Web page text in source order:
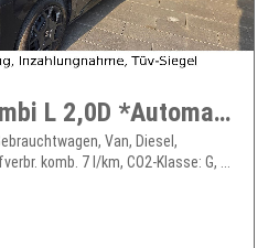
OPEL Vivaro Kombi L 2,0D *Automatik*Navi*AHK*9-Sitzer
Van, Diesel,
komb. 7 l/km, CO2-Klasse: G, ...